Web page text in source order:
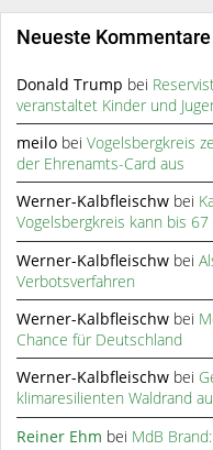
Neueste Kommentare
Donald Trump bei
veranstaltet Kinder und
meilo beiVogelsbergkreis
der Ehrenamts-Card aus
Werner-Kalbfleischw bei
Vogelsbergkreis kann bis
Werner-Kalbfleischw bei
Verbotsverfahren
Werner-Kalbfleischw bei
Chance für Deutschland
Werner-Kalbfleischw bei
klimaresilienten Waldrand
Reiner Ehm bei MdB